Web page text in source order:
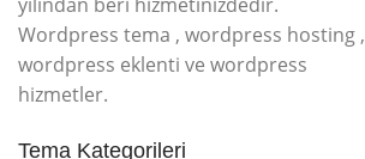
Wordpress tema , wordpress hosting ,
wordpress eklenti ve wordpress
hizmetler.
Tema Kategorileri